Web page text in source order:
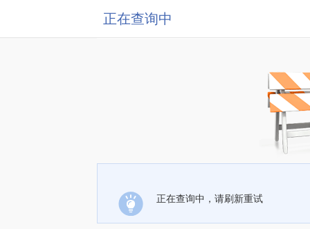
正在查询中
正在查询中，请刷新重试